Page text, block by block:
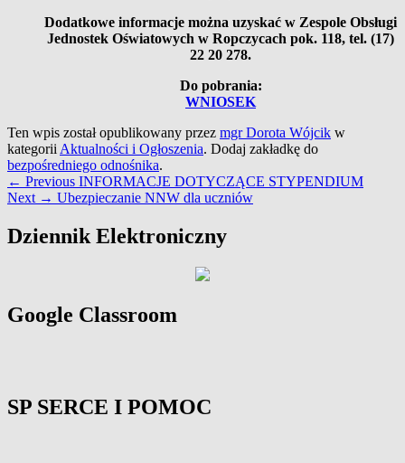
Dodatkowe informacje można uzyskać w Zespole Obsługi
Jednostek Oświatowych w Ropczycach pok. 118, tel. (17)
22 20 278.
Do pobrania:
WNIOSEK
Ten wpis został opublikowany przez mgr Dorota Wójcik w
kategorii Aktualności i Ogłoszenia. Dodaj zakładkę do
bezpośredniego odnośnika.
Nawigacja
wpisu
← Previous Previous
post:
INFORMACJE DOTYCZĄCE STYPENDIUM
Next → Next
Ubezpieczanie NNW dla uczniów
Primary
Area
Dziennik Elektroniczny
Google Classroom
SP SERCE I POMOC